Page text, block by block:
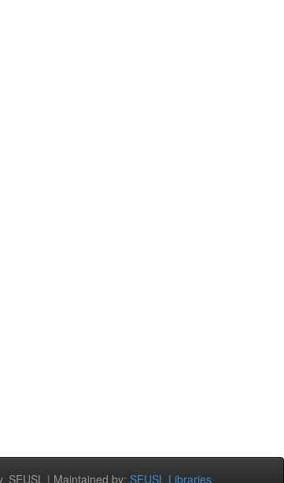
SEUSL | Maintained by: SEUSL Libraries